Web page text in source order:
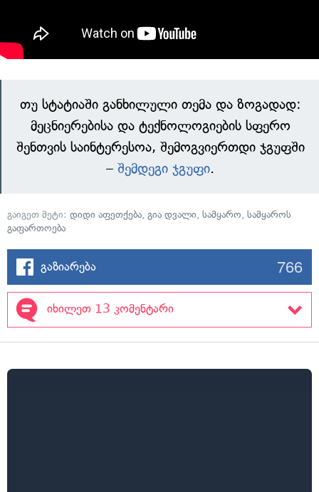
თუ სტატიაში განხილული თემა და ზოგადად:
მეცნიერებისა და ტექნოლოგიების სფერო
შენთვის საინტერესოა, შემოგვიერთდი ჯგუფში
– შემდეგი ჯგუფი.
გაიგეთ მეტი: დიდი აფეთქება, გია დვალი, სამყარო, სამყაროს
გაფართოება
გაზიარება 766
იხილეთ 13 კომენტარი